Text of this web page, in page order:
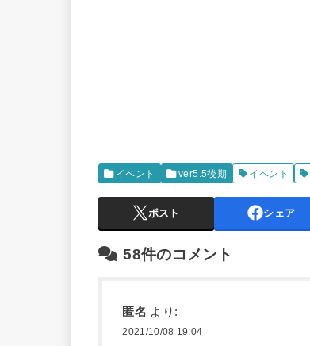
イベント ver5.5後期 イベント
ポスト シェア
58件のコメント
匿名 より:
2021/10/08 19:04